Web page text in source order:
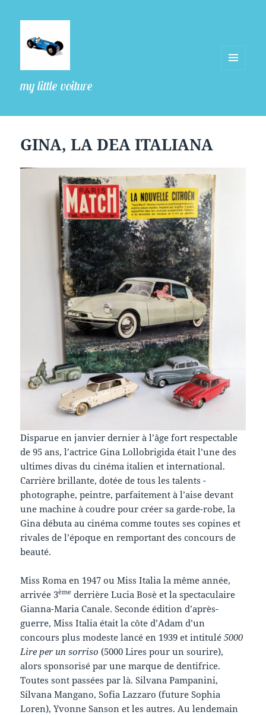
my little voiture
GINA, LA DEA ITALIANA
Disparue en janvier dernier à l’âge fort respectable
de 95 ans, l’actrice Gina Lollobrigida était l’une des
ultimes divas du cinéma italien et international.
Carrière brillante, dotée de tous les talents -
photographe, peintre, parfaitement à l’aise devant
une machine à coudre pour créer sa garde-robe, la
Gina débuta au cinéma comme toutes ses copines et
rivales de l’époque en remportant des concours de
beauté.
Miss Roma en 1947 ou Miss Italia la même année,
arrivée 3ème derrière Lucia Bosè et la spectaculaire
Gianna-Maria Canale. Seconde édition d’après-
guerre, Miss Italia était la côte d’Adam d’un
concours plus modeste lancé en 1939 et intitulé5000
Lire per un sorriso (5000 Lires pour un sourire),
alors sponsorisé par une marque de dentifrice.
Toutes sont passées par là. Silvana Pampanini,
Silvana Mangano, Sofia Lazzaro (future Sophia
Loren), Yvonne Sanson et les autres. Au lendemain